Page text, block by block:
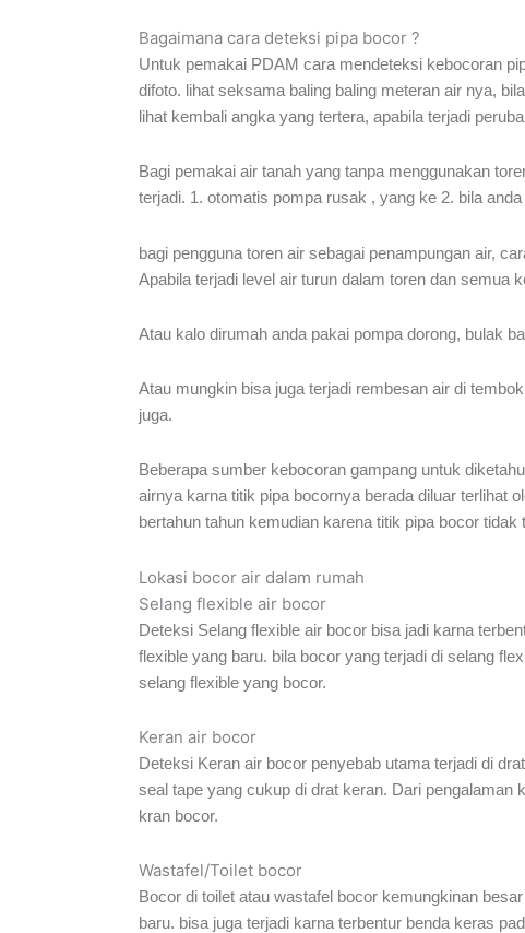
Bagaimana cara deteksi pipa bocor ?
Untuk pemakai PDAM cara mendeteksi kebocoran
difoto. lihat seksama baling baling meteran air nya,
lihat kembali angka yang tertera, apabila terjadi
Bagi pemakai air tanah yang tanpa menggunakan
terjadi. 1. otomatis pompa rusak , yang ke 2. bila
bagi pengguna toren air sebagai penampungan air,
Apabila terjadi level air turun dalam toren dan semua
Atau kalo dirumah anda pakai pompa dorong, bulak
Atau mungkin bisa juga terjadi rembesan air di
juga.
Beberapa sumber kebocoran gampang untuk
airnya karna titik pipa bocornya berada diluar terlihat
bertahun tahun kemudian karena titik pipa bocor tidak
Lokasi bocor air dalam rumah
Selang flexible air bocor
Deteksi Selang flexible air bocor bisa jadi karna
flexible yang baru. bila bocor yang terjadi di selang
selang flexible yang bocor.
Keran air bocor
Deteksi Keran air bocor penyebab utama terjadi di
seal tape yang cukup di drat keran. Dari pengalaman
kran bocor.
Wastafel/Toilet bocor
Bocor di toilet atau wastafel bocor kemungkinan
baru. bisa juga terjadi karna terbentur benda keras